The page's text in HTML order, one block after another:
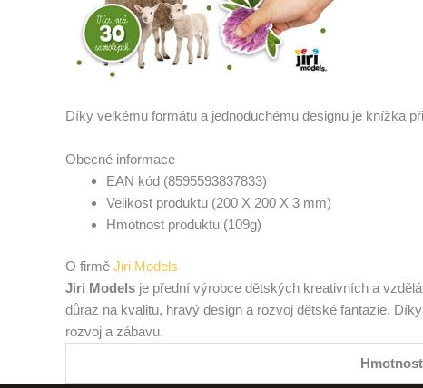
Díky velkému formátu a jednoduchému designu je knížka
Obecné informace
EAN kód (8595593837833)
Velikost produktu (200 X 200 X 3 mm)
Hmotnost produktu (109g)
O firmě Jiri Models
Jiri Models je přední výrobce dětských kreativních a
důraz na kvalitu, hravý design a rozvoj dětské fantazie.
rozvoj a zábavu.
Hmotnost